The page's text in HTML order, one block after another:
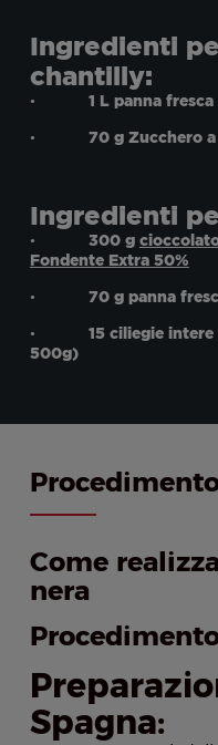
Ingredienti
chantilly:
• 1 L panna fresca
• 70 g Zucchero a
Ingredienti
• 300 g
Fondente Extra 50%
• 70 g panna fresca
• 15 ciliegie intere
500g)
Come
nera
Spagna: